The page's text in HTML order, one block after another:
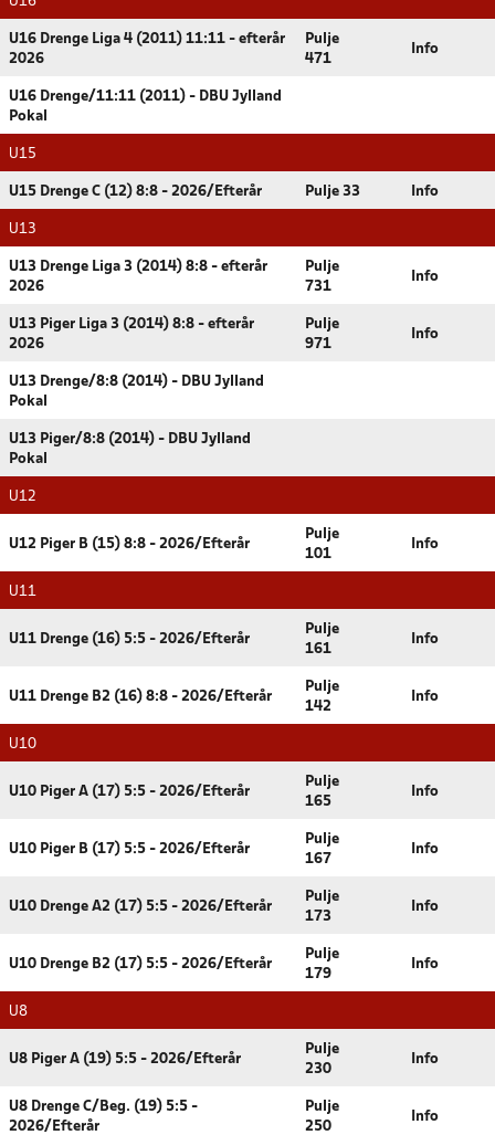
U16 Drenge Liga 4 (2011) 11:11 - efterår
2026
Pulje
471
Info
U16 Drenge/11:11 (2011) - DBU Jylland
Pokal
U15
U15 Drenge C (12) 8:8 - 2026/Efterår Pulje 33 Info
U13
U13 Drenge Liga 3 (2014) 8:8 - efterår
2026
Pulje
731
Info
U13 Piger Liga 3 (2014) 8:8 - efterår
2026
Pulje
971
Info
U13 Drenge/8:8 (2014) - DBU Jylland
Pokal
U13 Piger/8:8 (2014) - DBU Jylland
Pokal
U12
U12 Piger B (15) 8:8 - 2026/Efterår
Pulje
101
Info
U11
U11 Drenge (16) 5:5 - 2026/Efterår
Pulje
161
Info
U11 Drenge B2 (16) 8:8 - 2026/Efterår
Pulje
142
Info
U10
U10 Piger A (17) 5:5 - 2026/Efterår
Pulje
165
Info
U10 Piger B (17) 5:5 - 2026/Efterår
Pulje
167
Info
U10 Drenge A2 (17) 5:5 - 2026/Efterår
Pulje
173
Info
U10 Drenge B2 (17) 5:5 - 2026/Efterår
Pulje
179
Info
U8
U8 Piger A (19) 5:5 - 2026/Efterår
Pulje
230
Info
U8 Drenge C/Beg. (19) 5:5 -
2026/Efterår
Pulje
250
Info